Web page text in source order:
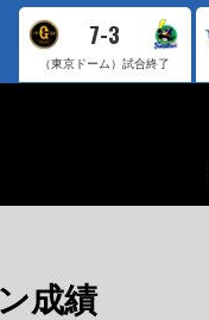
7-3
（東京ドーム）試合終了
成績